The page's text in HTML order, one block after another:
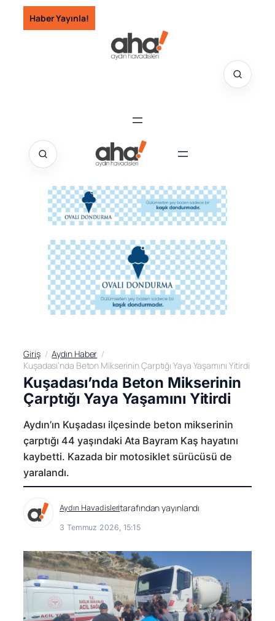
İçeriğe
geç
Haber Yayınla!
Giriş
Aydın Haber
Kuşadası’nda Beton Mikserinin Çarptığı Yaya Yaşamını Yitirdi
Kuşadası’nda Beton Mikserinin
Çarptığı Yaya Yaşamını Yitirdi
Aydın’ın Kuşadası ilçesinde beton mikserinin
çarptığı 44 yaşındaki Ata Bayram Kaş hayatını
kaybetti. Kazada bir motosiklet sürücüsü de
yaralandı.
Aydın Havadisleritarafından yayınlandı
3 Temmuz 2026, 15:15